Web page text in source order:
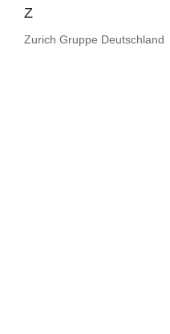
Z
Zurich Gruppe Deutschland